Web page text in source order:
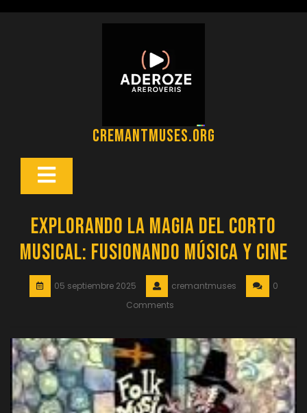
cremantmuses.org
Botón
Explorando la Magia del Corto
Musical: Fusionando Música y Cine
05 septiembre 2025 cremantmuses
0
Comments